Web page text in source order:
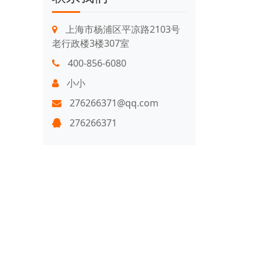
上海市杨浦区平凉路2103号
老行政楼3楼307室
400-856-6080
小小
276266371@qq.com
276266371